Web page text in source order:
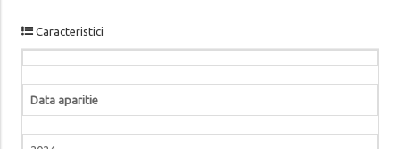
Caracteristici
Data aparitie